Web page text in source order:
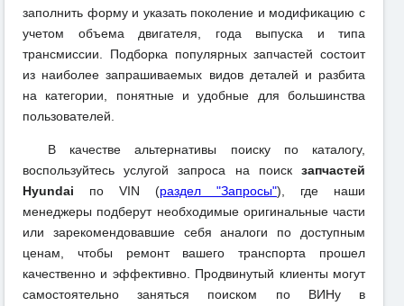
заполнить форму и указать поколение и модификацию с
учетом объема двигателя, года выпуска и типа
трансмиссии. Подборка популярных запчастей состоит
из наиболее запрашиваемых видов деталей и разбита
на категории, понятные и удобные для большинства
пользователей.
В качестве альтернативы поиску по каталогу,
воспользуйтесь услугой запроса на поиск запчастей
Hyundai по VIN (раздел "Запросы"), где наши
менеджеры подберут необходимые оригинальные части
или зарекомендовавшие себя аналоги по доступным
ценам, чтобы ремонт вашего транспорта прошел
качественно и эффективно. Продвинутый клиенты могут
самостоятельно заняться поиском по ВИНу в